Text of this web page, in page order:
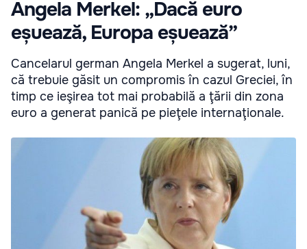
Angela Merkel: „Dacă euro
eșuează, Europa eșuează”
Cancelarul german Angela Merkel a sugerat, luni,
că trebuie găsit un compromis în cazul Greciei, în
timp ce ieşirea tot mai probabilă a ţării din zona
euro a generat panică pe pieţele internaţionale.